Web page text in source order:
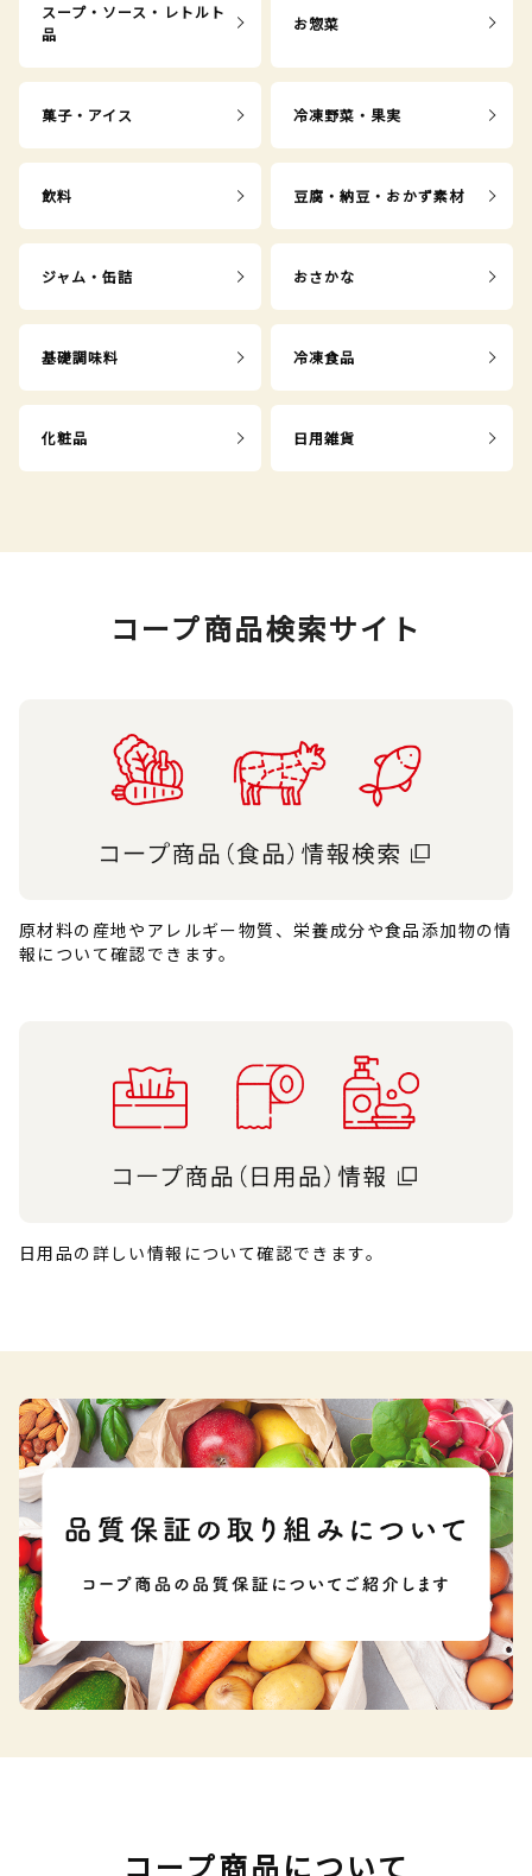
スープ・ソース・レトルト
品
お惣菜
菓子・アイス 冷凍野菜・果実
飲料 豆腐・納豆・おかず素材
ジャム・缶詰 おさかな
基礎調味料 冷凍食品
化粧品 日用雑貨
コープ商品検索サイト
原材料の産地やアレルギー物質、栄養成分や食品添加物の情
報について確認できます。
日用品の詳しい情報について確認できます。
コープ商品について